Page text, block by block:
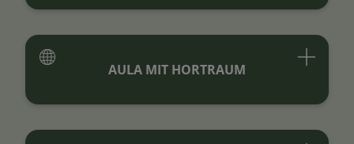
AULA MIT HORTRAUM